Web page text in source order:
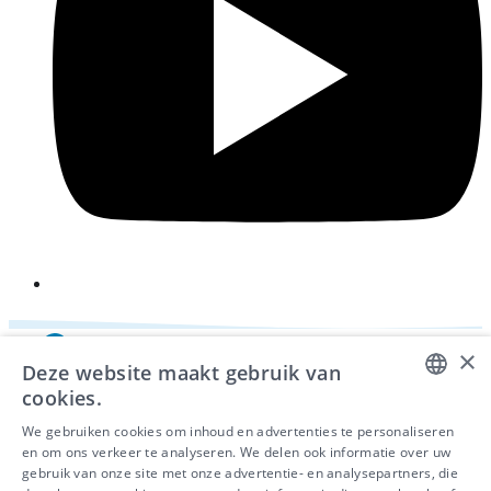
DUTCH
FRENCH
×
Deze website maakt gebruik van
cookies.
We gebruiken cookies om inhoud en advertenties te personaliseren
en om ons verkeer te analyseren. We delen ook informatie over uw
gebruik van onze site met onze advertentie- en analysepartners, die